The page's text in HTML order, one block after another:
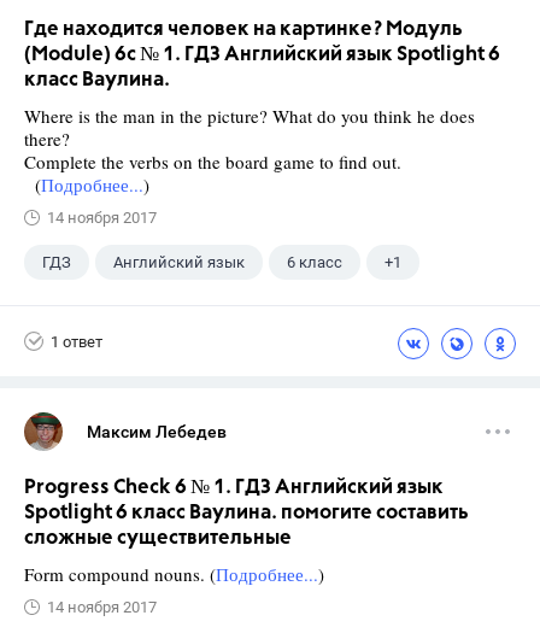
Где находится человек на картинке? Модуль
(Module) 6c № 1. ГДЗ Английский язык Spotlight 6
класс Ваулина.
Where is the man in the picture? What do you think he does
there?
Complete the verbs on the board game to find out.
(Подробнее...)
14 ноября 2017
ГДЗ Английский язык 6 класс +1
1 ответ
Максим Лебедев
Progress Check 6 № 1. ГДЗ Английский язык
Spotlight 6 класс Ваулина. помогите составить
сложные существительные
Form compound nouns. (Подробнее...)
14 ноября 2017